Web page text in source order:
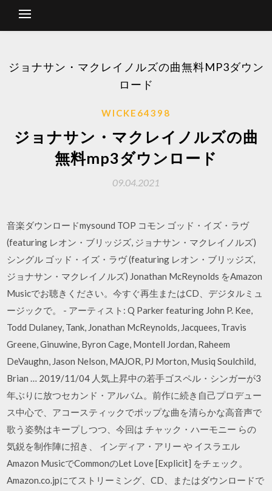
ジョナサン・マクレイノルズの曲無料MP3ダウン
ロード
WICKE64398
ジョナサン・マクレイノルズの曲
無料mp3ダウンロード
09.04.2021
音楽ダウンロードmysound TOP コモン ゴッド・イズ・ラヴ
(featuring レオン・ブリッジズ, ジョナサン・マクレイノルズ)
シングル ゴッド・イズ・ラヴ (featuring レオン・ブリッジズ,
ジョナサン・マクレイノルズ) Jonathan McReynolds をAmazon
Musicでお聴きください。今すぐ再生またはCD、デジタルミュ
ージックで。 - アーティスト: Q Parker featuring John P. Kee,
Todd Dulaney, Tank, Jonathan McReynolds, Jacquees, Travis
Greene, Ginuwine, Byron Cage, Montell Jordan, Raheem
DeVaughn, Jason Nelson, MAJOR, PJ Morton, Musiq Soulchild,
Brian … 2019/11/04 人気上昇中の若手ゴスペル・シンガーが3
年ぶりに放つセカンド・アルバム。前作に続き自己プロデュー
ス中心で、アコースティックでポップな曲を清らかな高音声で
歌う姿勢はキープしつつ、今回は チャック・ハーモニー らの
気鋭を制作陣に招き、 インディア・アリー や イスラエル
Amazon MusicでCommonのLet Love [Explicit] をチェック。
Amazon.co.jpにてストリーミング、CD、またはダウンロードで